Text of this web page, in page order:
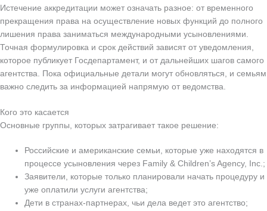
Истечение аккредитации может означать разное: от временного
прекращения права на осуществление новых функций до полного
лишения права заниматься международными усыновлениями.
Точная формулировка и срок действий зависят от уведомления,
которое публикует Госдепартамент, и от дальнейших шагов самого
агентства. Пока официальные детали могут обновляться, и семьям
важно следить за информацией напрямую от ведомства.
Кого это касается
Основные группы, которых затрагивает такое решение:
Российские и американские семьи, которые уже находятся в
процессе усыновления через Family & Children’s Agency, Inc.;
Заявители, которые только планировали начать процедуру и
уже оплатили услуги агентства;
Дети в странах-партнерах, чьи дела ведет это агентство;